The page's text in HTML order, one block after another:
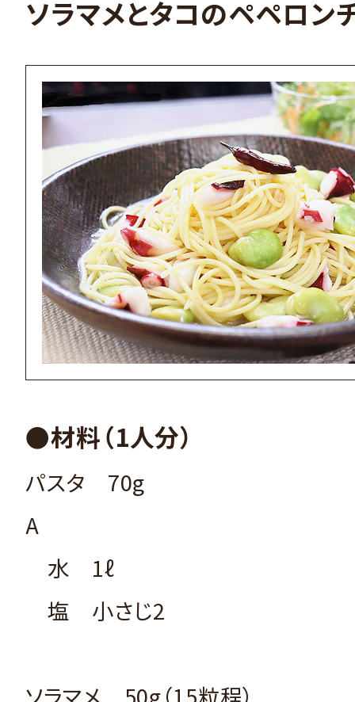
ソラマメとタコのペペロン
●材料（1人分）
パスタ 70g
A
水 1ℓ
塩 小さじ2
ソラマメ 50g（15粒程）